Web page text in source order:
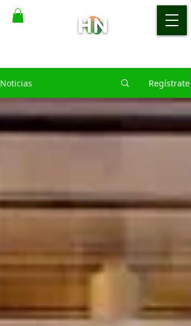
Noticias Regístrate